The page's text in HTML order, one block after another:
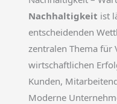
Nachhaltigkeit ist
entscheidenden
zentralen Thema für
wirtschaftlichen
Kunden,
Moderne